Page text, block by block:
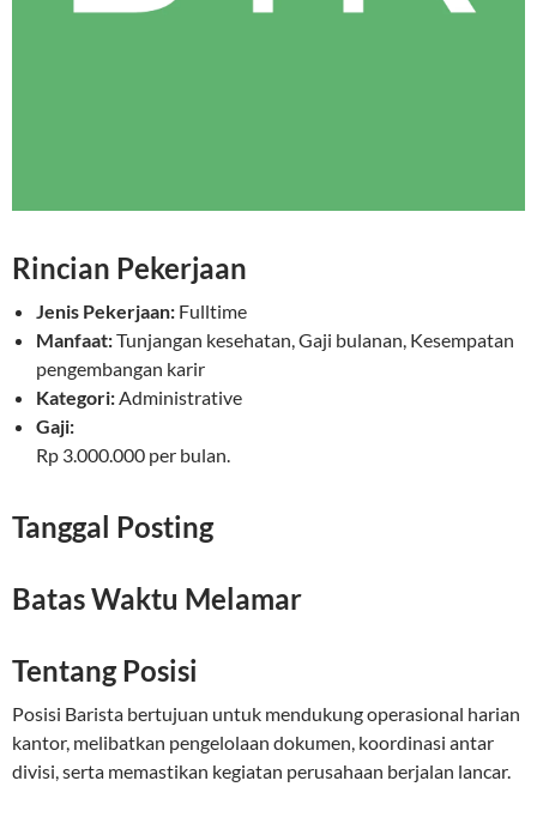
Rincian Pekerjaan
Jenis Pekerjaan: Fulltime
Manfaat:Tunjangan kesehatan, Gaji bulanan, Kesempatan
pengembangan karir
Kategori:Administrative
Gaji:
Rp 3.000.000 per bulan.
Tanggal Posting
Batas Waktu Melamar
Tentang Posisi
Posisi Barista bertujuan untuk mendukung operasional harian
kantor, melibatkan pengelolaan dokumen, koordinasi antar
divisi, serta memastikan kegiatan perusahaan berjalan lancar.